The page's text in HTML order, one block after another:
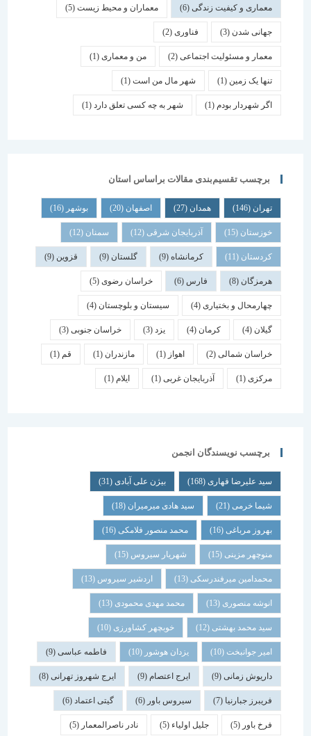
معماری و کیفیت زندگی(6) معماران و محیط زیست(5)
جهانی شدن(3) فناوری (2)
معمار و مسئولیت اجتماعی (2) من و معماری (1)
تنها یک زمین(1) شهر مال من است(1)
اگر شهردار بودم (1) شهر به چه کسی تعلق دارد(1)
برچسب تقسیم‌بندی مقالات براساس استان
همدان اصفهان (20) بوشهر
خوزستان(15) آذربایجان شرقی(12) سمنان (12)
کردستان(11) کرمانشاه(9) گلستان (9) قزوین
هرمزگان(8) فارس خراسان رضوی(5)
چهارمحال و بختیاری (4) سیستان و بلوچستان(4)
کرمان یزد خراسان جنوبی(3)
خراسان شمالی(2) اهواز مازندران(1) قم
(1) آذربایجان غربی(1) ایلام
برچسب نویسندگان انجمن
سید علیرضا قهاری(168) بیژن علی آبادی(31)
شیما خرمی(21) سید هادی میرمیران(18)
بهروز مرباغی (16) محمد منصور فلامکی (16)
منوچهر مزینی(15) شهریار سیروس(15)
محمدامین میرفندرسکی(13) اردشیر سیروس(13)
انوشه منصوری(13) محمد مهدی محمودی(13)
سید محمد بهشتی(12) خوبچهر کشاورزی(10)
امیر جوانبخت(10) یزدان هوشور(10) فاطمه عباسی(9)
داریوش زمانی(9) ایرج اعتصام(9) ایرج شهروز تهرانی(8)
فریبرز جبارنیا(7) سیروس باور(6) گیتی اعتماد(6)
فرخ باور(5) جلیل اولیاء(5) نادر ناصرالمعمار (5)